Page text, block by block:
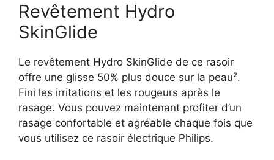
Revêtement Hydro
SkinGlide
Le revêtement Hydro SkinGlide de ce rasoir
offre une glisse 50% plus douce sur la peau².
Fini les irritations et les rougeurs après le
rasage. Vous pouvez maintenant profiter d’un
rasage confortable et agréable chaque fois que
vous utilisez ce rasoir électrique Philips.